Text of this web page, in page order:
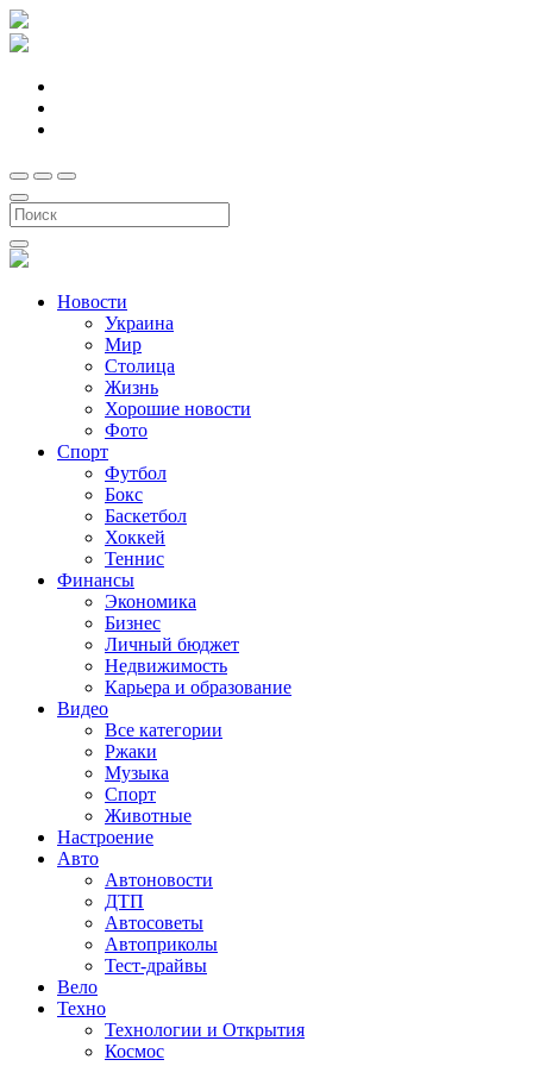
Новости
Украина
Мир
Столица
Жизнь
Хорошие новости
Фото
Спорт
Футбол
Бокс
Баскетбол
Хоккей
Теннис
Финансы
Экономика
Бизнес
Личный бюджет
Недвижимость
Карьера и образование
Видео
Все категории
Ржаки
Музыка
Спорт
Животные
Настроение
Авто
Автоновости
ДТП
Автосоветы
Автоприколы
Тест-драйвы
Вело
Техно
Технологии и Открытия
Космос